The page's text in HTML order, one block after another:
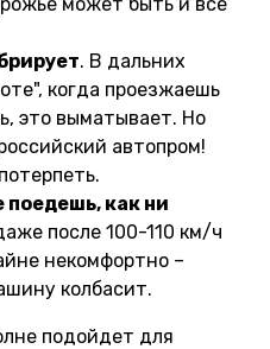
. В дальних
когда проезжаешь
это выматывает. Но
автопром!
как ни
после 100-110 км/ч
некомфортно –
колбасит.
подойдет для